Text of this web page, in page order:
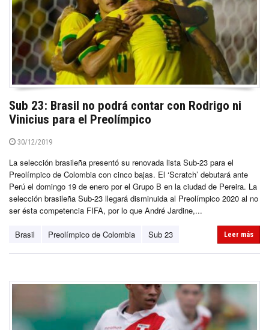
Sub 23: Brasil no podrá contar con Rodrigo ni
Vinicius para el Preolímpico
30/12/2019
La selección brasileña presentó su renovada lista Sub-23 para el
Preolímpico de Colombia con cinco bajas. El ‘Scratch’ debutará ante
Perú el domingo 19 de enero por el Grupo B en la ciudad de Pereira. La
selección brasileña Sub-23 llegará disminuida al Preolímpico 2020 al no
ser ésta competencia FIFA, por lo que André Jardine,...
Brasil Preolímpico de Colombia Sub 23 Leer más